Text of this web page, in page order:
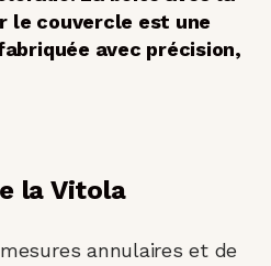
le couvercle est une
avec précision,
la Vitola
annulaires et de